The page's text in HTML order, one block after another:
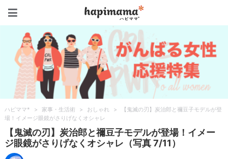
ハピママ* > 家事・生活術 > おしゃれ >
【鬼滅の刃】炭治郎と禰豆子モデルが登
場！イメージ眼鏡がさりげなくオシャレ
【鬼滅の刃】炭治郎と禰豆子モデルが登場！イメー
ジ眼鏡がさりげなくオシャレ（写真 7/11）